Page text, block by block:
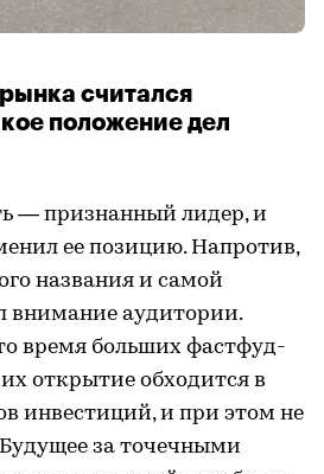
считался
положение дел
— признанный лидер, и
ее позицию. Напротив,
названия и самой
внимание аудитории.
время больших фастфуд-
открытие обходится в
инвестиций, и при этом не
Будущее за точечными